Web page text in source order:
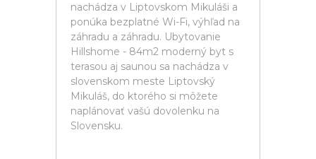
nachádza v Liptovskom Mikuláši a
ponúka bezplatné Wi-Fi, výhľad na
záhradu a záhradu. Ubytovanie
Hillshome - 84m2 moderný byt s
terasou aj saunou sa nachádza v
slovenskom meste Liptovský
Mikuláš, do ktorého si môžete
naplánovať vašú dovolenku na
Slovensku.